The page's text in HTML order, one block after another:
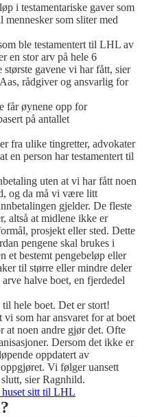
i testamentariske gaver som
som sliter med
ble testamentert til LHL av
en stor arv på hele 6
gavene vi har fått, sier
rådgiver og ansvarlig for
får øynene opp for
på antallet
fra ulike tingretter, advokater
en person har testamentert til
uten at vi har fått noen
og da må vi være litt
gjelder. De fleste
altså at midlene ikke er
prosjekt eller sted. Dette
pengene skal brukes i
et bestemt pengebeløp eller
til større eller mindre deler
halve boet, en fjerdedel
hele boet. Det er stort!
som har ansvaret for at boet
at noen andre gjør det. Ofte
Dersom det ikke er
oppdatert av
Vi følger uansett
sier Ragnhild.
huset sitt til LHL